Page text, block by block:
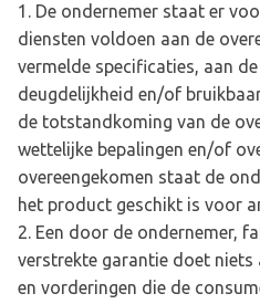
De ondernemer staat er
diensten voldoen aan de
vermelde specificaties, aan
deugdelijkheid en/of
de totstandkoming van de
wettelijke bepalingen en/of
overeengekomen staat de
het product geschikt is voor
Een door de ondernemer,
verstrekte garantie doet niets
en vorderingen die de